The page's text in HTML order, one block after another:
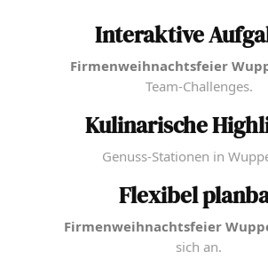
Interaktive
Firmenweihnachtsfeier
Team-Challenges.
Kulinarische
Genuss-Stationen in
Flexibel
Firmenweihnachtsfeier
sich an.